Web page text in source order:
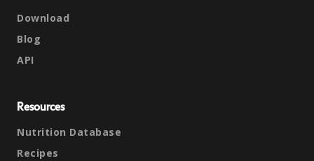
Download
Blog
API
Resources
Nutrition Database
Recipes